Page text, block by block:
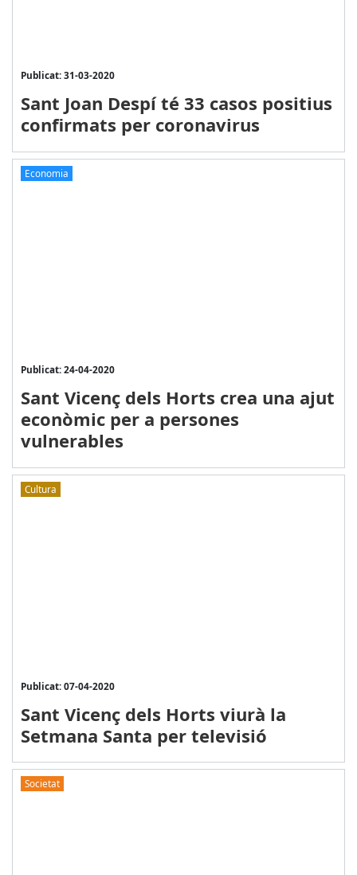
Publicat: 31-03-2020
Sant Joan Despí té 33 casos positius
confirmats per coronavirus
Economia
Publicat: 24-04-2020
Sant Vicenç dels Horts crea una ajut
econòmic per a persones
vulnerables
Cultura
Publicat: 07-04-2020
Sant Vicenç dels Horts viurà la
Setmana Santa per televisió
Societat